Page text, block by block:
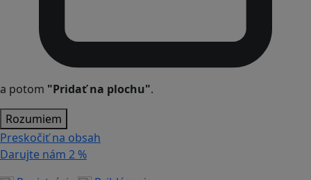
a potom "Pridať na plochu".
Rozumiem
Preskočiť na obsah
Darujte nám 2 %